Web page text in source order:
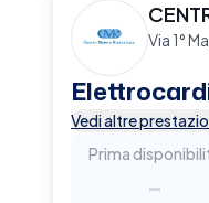
Via 1°
Vedi altre
Prima
-